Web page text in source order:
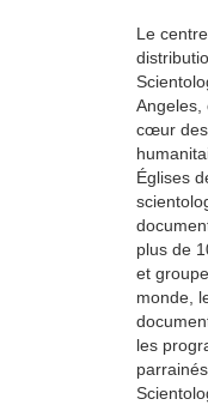
Le
Angeles,
cœur
Églises
plus de
et
monde,
les